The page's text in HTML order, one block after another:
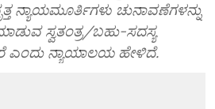
ನ್ಯಾಯಮೂರ್ತಿಗಳು ಚುನಾವಣೆಗಳನ್ನು
ಸ್ವತಂತ್ರ/ಬಹು-ಸದಸ್ಯ
ಎಂದು ನ್ಯಾಯಾಲಯ ಹೇಳಿದೆ.